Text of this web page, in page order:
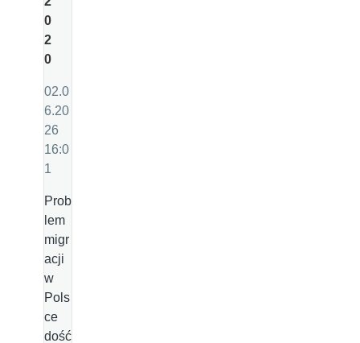
0
2
0
02.0
6.20
26
16:0
1
Prob
lem
migr
acji
w
Pols
ce
dość